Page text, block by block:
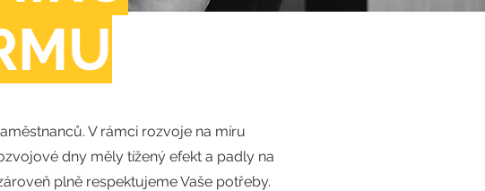
V rámci rozvoje na míru
dny měly tížený efekt a padly na
plně respektujeme Vaše potřeby.